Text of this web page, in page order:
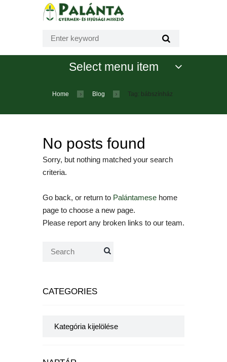
Select menu item
Home Blog Tag: bábszínház
No posts found
Sorry, but nothing matched your search
criteria.
Go back, or return to Palántamese home
page to choose a new page.
Please report any broken links to our team.
CATEGORIES